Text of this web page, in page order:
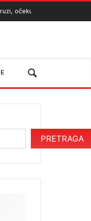
se angažman
PRETRAGA